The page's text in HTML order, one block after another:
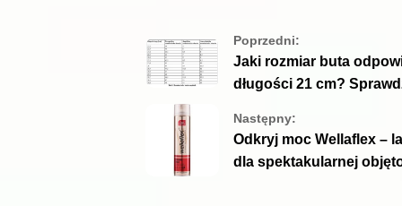
Poprzedni:
Jaki rozmiar buta
długości 21 cm?
Następny:
Odkryj moc Wellaflex –
dla spektakularnej